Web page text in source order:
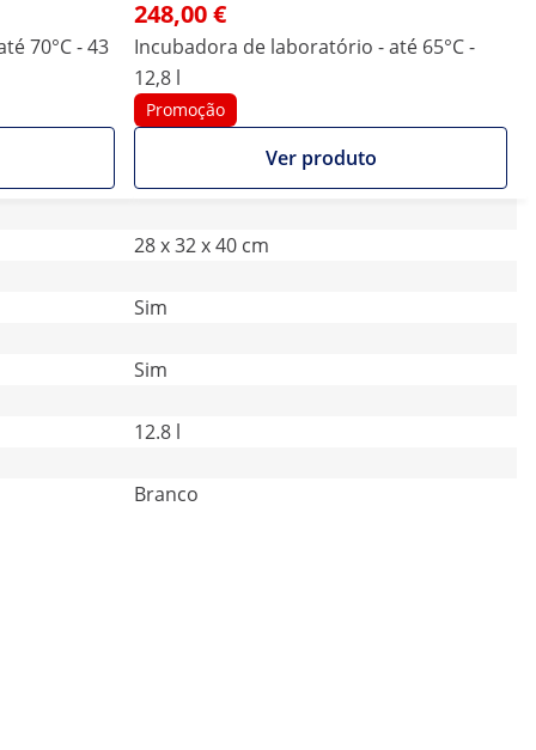
70°C - 43
248,00 €
Incubadora de laboratório - até 65°C -
12,8 l
Promoção
Ver produto
28 x 32 x 40 cm
Sim
Sim
12.8 l
Branco